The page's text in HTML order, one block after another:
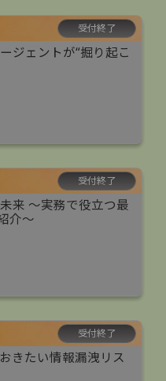
受付終了
ジェントが“掘り起こ
受付終了
来 ～実務で役立つ最
介～
受付終了
きたい情報漏洩リス